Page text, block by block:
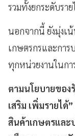
รวมทั้งยกระดับรา
นอกจากนี้ ยังมุ่งเ
เกษตรกรและการ
ทุกหน่วยงานในก
ตามนโยบายของ
เสริม เพิ่มรายได้
สินค้าเกษตรและ